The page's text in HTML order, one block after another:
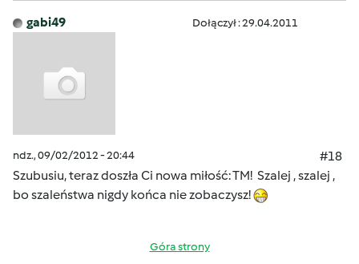
gabi49 Dołączył : 29.04.2011
ndz., 09/02/2012 - 20:44
#18
Szubusiu, teraz doszła Ci nowa miłość: TM! Szalej , szalej ,
bo szaleństwa nigdy końca nie zobaczysz!
Góra strony